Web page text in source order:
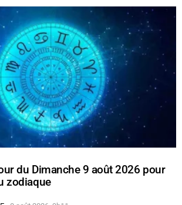
du Dimanche 9 août 2026 pour
zodiaque